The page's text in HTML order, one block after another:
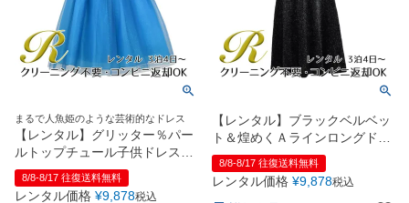
まるで人魚姫のような芸術的なドレス
【レンタル】グリッター％パー
ルトップチュール子供ドレス
(ccd800)ティールグリーン
8/8-8/17 往復送料無料
レンタル価格 ¥9,878税込
【レンタル】ブラックベルベッ
ト＆煌めくＡラインロングドレ
ス※コルセットバックリボン結
び型(YP157B)ブラック
8/8-8/17 往復送料無料
レンタル価格 ¥9,878税込